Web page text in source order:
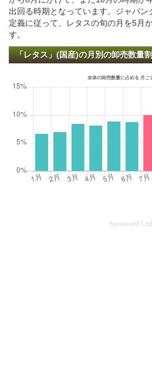
出回る時期となっています。ジャパ
定義に従って、レタスの旬の月を5月
す。
「レタス」(国産)の月別の卸売数量
Sponsored